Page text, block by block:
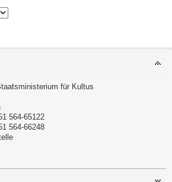
für Kultus
564-65122
564-66248